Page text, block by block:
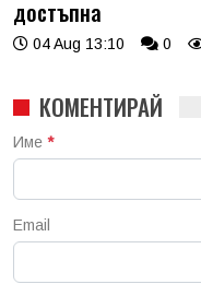
достъпна
04 Aug 13:10 0
КОМЕНТИРАЙ
Име *
Email